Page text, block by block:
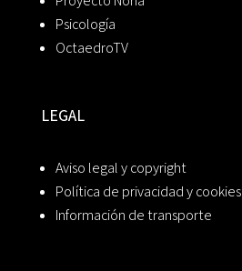
Psicología
OctaedroTV
LEGAL
Aviso legal y copyright
Política de privacidad y cookies
Información de transporte